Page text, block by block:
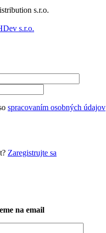
s.r.o.
s.r.o.
spracovaním osobných údajov
Zaregistrujte sa
na email